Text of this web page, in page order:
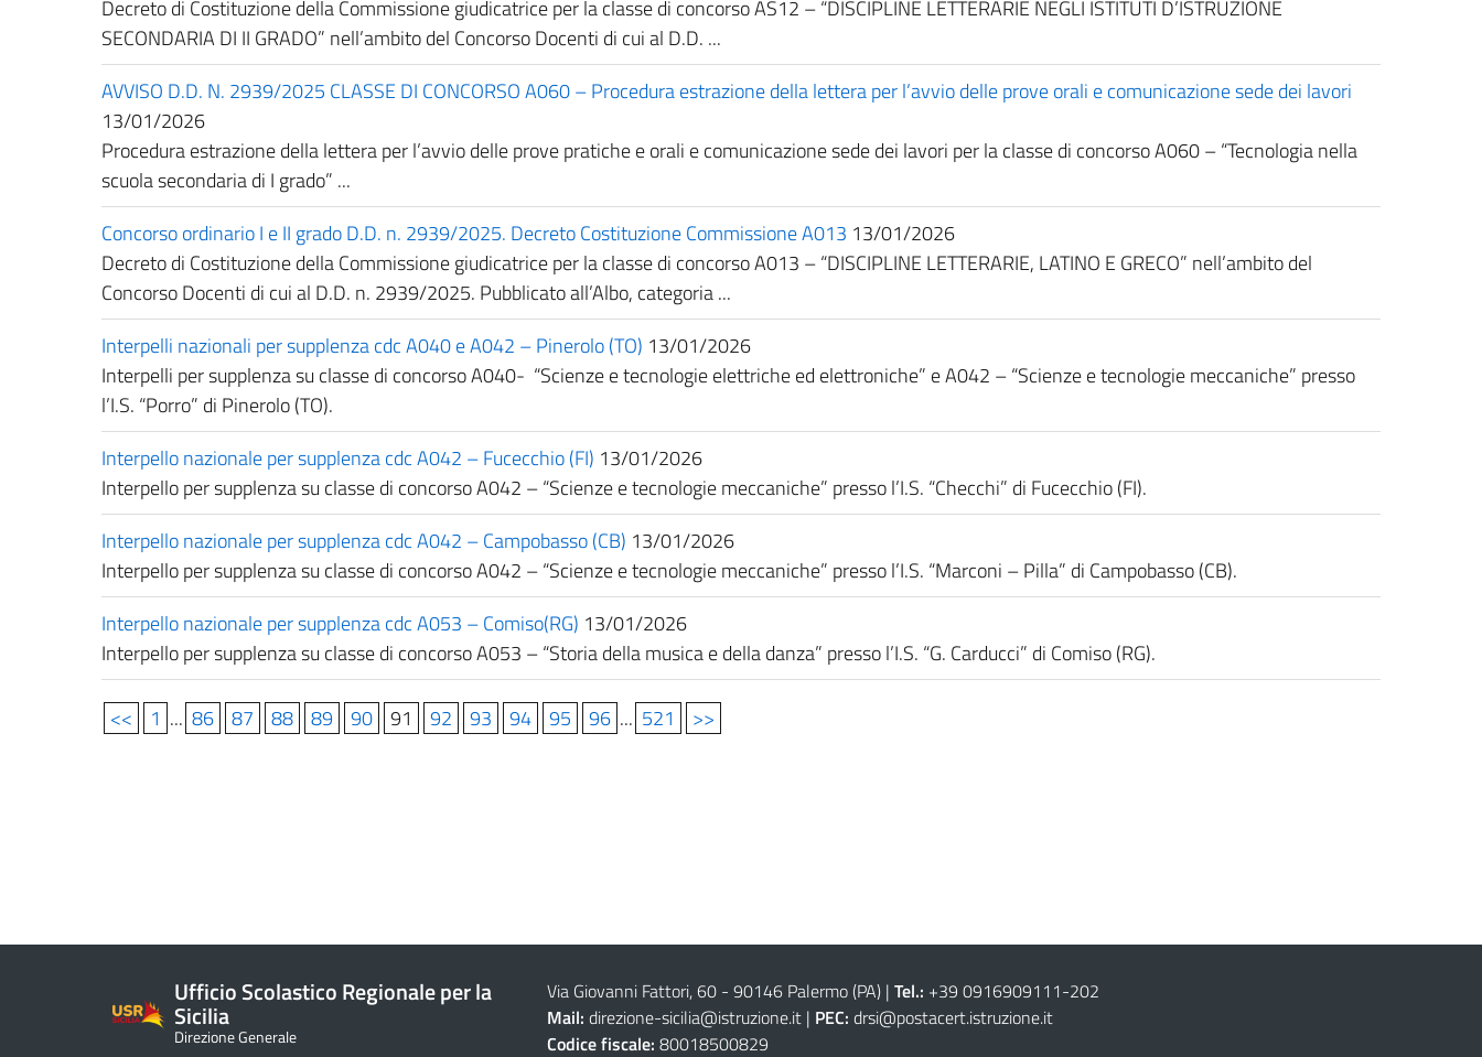
Decreto di Costituzione della Commissione giudicatrice per la classe di concorso AS12 – “DISCIPLINE LETTERARIE NEGLI ISTITUTI D’ISTRUZIONE
SECONDARIA DI II GRADO” nell’ambito del Concorso Docenti di cui al D.D. ...
AVVISO D.D. N. 2939/2025 CLASSE DI CONCORSO A060 – Procedura estrazione della lettera per l’avvio delle prove orali e comunicazione sede dei lavori
13/01/2026
Procedura estrazione della lettera per l’avvio delle prove pratiche e orali e comunicazione sede dei lavori per la classe di concorso A060 – “Tecnologia nella
scuola secondaria di I grado” ...
Concorso ordinario I e II grado D.D. n. 2939/2025. Decreto Costituzione Commissione A013 13/01/2026
Decreto di Costituzione della Commissione giudicatrice per la classe di concorso A013 – “DISCIPLINE LETTERARIE, LATINO E GRECO” nell’ambito del
Concorso Docenti di cui al D.D. n. 2939/2025. Pubblicato all’Albo, categoria ...
Interpelli nazionali per supplenza cdc A040 e A042 – Pinerolo (TO) 13/01/2026
Interpelli per supplenza su classe di concorso A040- “Scienze e tecnologie elettriche ed elettroniche” e A042 – “Scienze e tecnologie meccaniche” presso
l’I.S. “Porro” di Pinerolo (TO).
Interpello nazionale per supplenza cdc A042 – Fucecchio (FI) 13/01/2026
Interpello per supplenza su classe di concorso A042 – “Scienze e tecnologie meccaniche” presso l’I.S. “Checchi” di Fucecchio (FI).
Interpello nazionale per supplenza cdc A042 – Campobasso (CB) 13/01/2026
Interpello per supplenza su classe di concorso A042 – “Scienze e tecnologie meccaniche” presso l’I.S. “Marconi – Pilla” di Campobasso (CB).
Interpello nazionale per supplenza cdc A053 – Comiso(RG) 13/01/2026
Interpello per supplenza su classe di concorso A053 – “Storia della musica e della danza” presso l’I.S. “G. Carducci” di Comiso (RG).
<< 1 ... 86 87 88 89 90 91 92 93 94 95 96 ... 521 >>
Ufficio Scolastico Regionale per la
Sicilia
Direzione Generale
Via Giovanni Fattori, 60 - 90146 Palermo (PA)| Tel.: +39 0916909111-202
Mail: direzione-sicilia@istruzione.it| PEC: drsi@postacert.istruzione.it
Codice fiscale: 80018500829